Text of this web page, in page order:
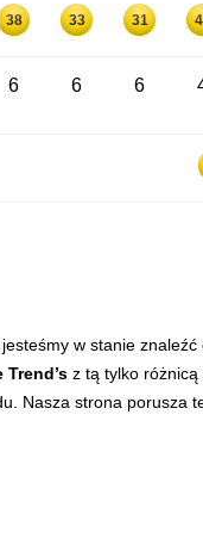
38 33 31
6 6 6
w stanie
Trend’s z tą tylko
Nasza strona porusza